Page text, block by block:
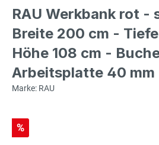
RAU Werkbank rot -
Breite 200 cm -
Höhe 108 cm -
Arbeitsplatte 40 mm
Marke: RAU
%